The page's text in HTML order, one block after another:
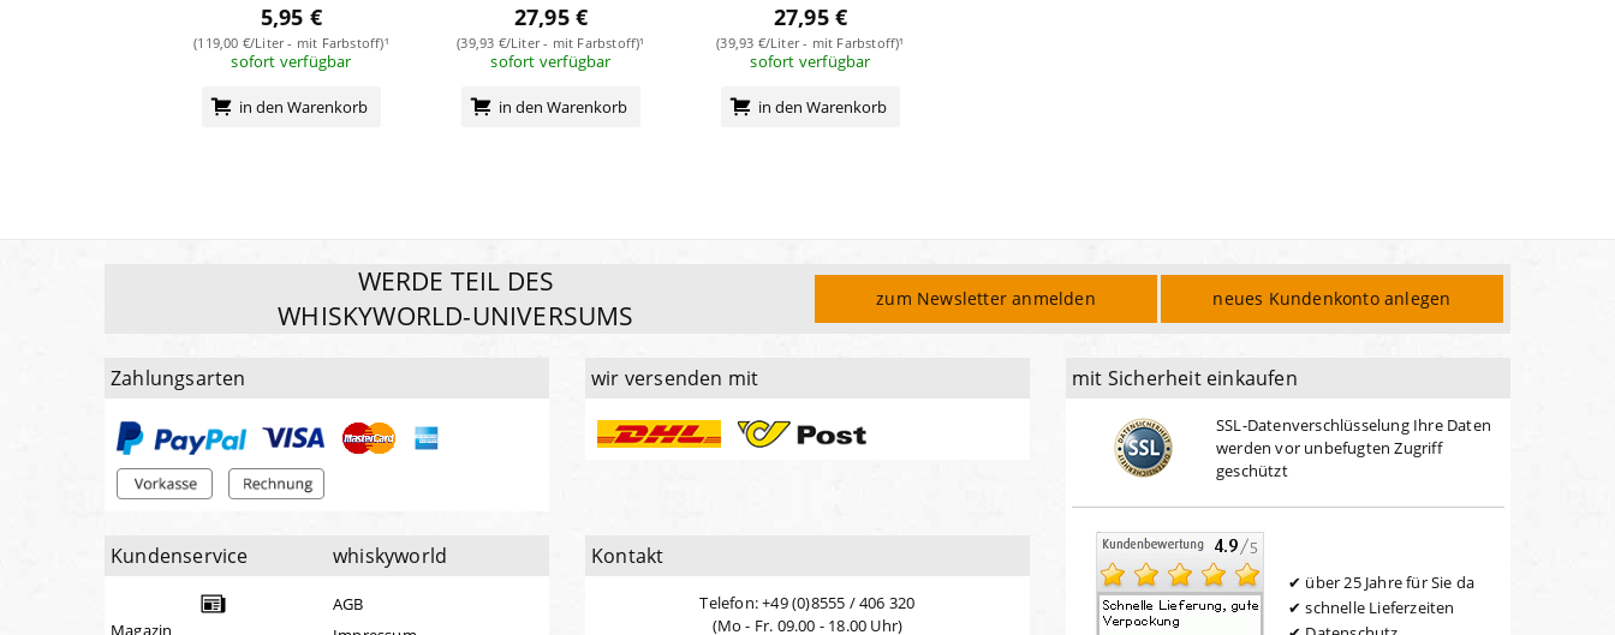
5,95 €
(119,00 €/Liter - mit Farbstoff)¹
sofort verfügbar
in den Warenkorb
27,95 €
(39,93 €/Liter - mit Farbstoff)¹
sofort verfügbar
in den Warenkorb
27,95 €
(39,93 €/Liter - mit Farbstoff)¹
sofort verfügbar
in den Warenkorb
WERDE TEIL DES
WHISKYWORLD-UNIVERSUMS
zum Newsletter anmelden neues Kundenkonto anlegen
Zahlungsarten wir versenden mit
Kundenservice whiskyworld
AGB
Kontakt
Telefon: +49 (0)8555 / 406 320
(Mo - Fr. 09.00 - 18.00 Uhr)
mit Sicherheit einkaufen
SSL-Datenverschlüsselung Ihre Daten
werden vor unbefugten Zugriff
geschützt
über 25 Jahre für Sie da
schnelle Lieferzeiten